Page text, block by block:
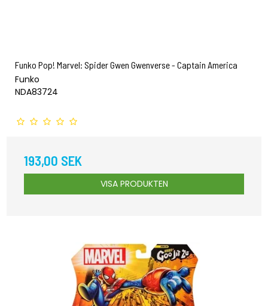
Funko Pop! Marvel: Spider Gwen Gwenverse - Captain America
Funko
NDA83724
193,00 SEK
VISA PRODUKTEN